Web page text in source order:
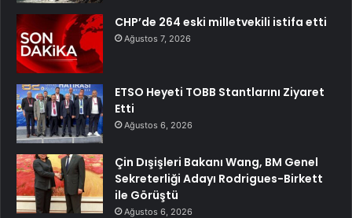
CHP’de 264 eski milletvekili istifa etti
Ağustos 7, 2026
ETSO Heyeti TOBB Stantlarını Ziyaret
Etti
Ağustos 6, 2026
Çin Dışişleri Bakanı Wang, BM Genel
Sekreterliği Adayı Rodrigues-Birkett
ile Görüştü
Ağustos 6, 2026